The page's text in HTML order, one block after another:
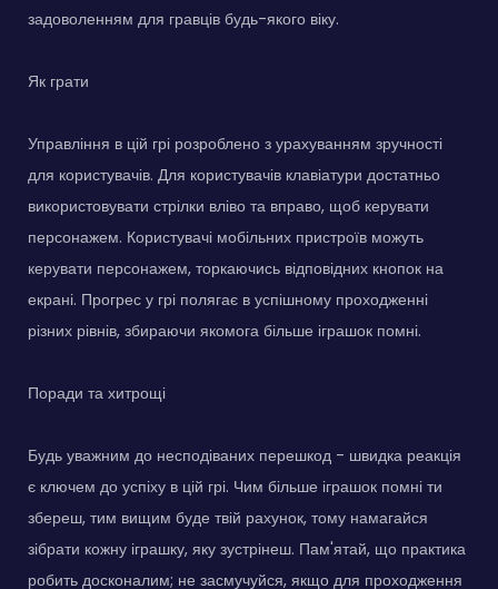
задоволенням для гравців будь-якого віку.
Як грати
Управління в цій грі розроблено з урахуванням зручності
для користувачів. Для користувачів клавіатури достатньо
використовувати стрілки вліво та вправо, щоб керувати
персонажем. Користувачі мобільних пристроїв можуть
керувати персонажем, торкаючись відповідних кнопок на
екрані. Прогрес у грі полягає в успішному проходженні
різних рівнів, збираючи якомога більше іграшок помні.
Поради та хитрощі
Будь уважним до несподіваних перешкод - швидка реакція
є ключем до успіху в цій грі. Чим більше іграшок помні ти
збереш, тим вищим буде твій рахунок, тому намагайся
зібрати кожну іграшку, яку зустрінеш. Пам'ятай, що практика
робить досконалим; не засмучуйся, якщо для проходження